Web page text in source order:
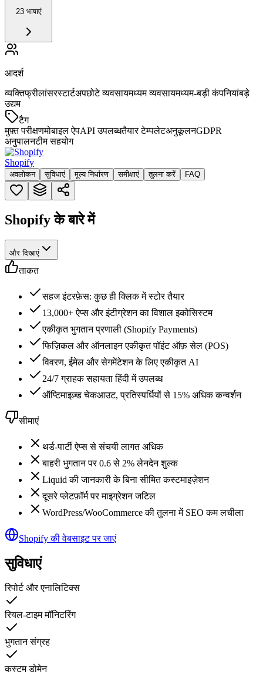
23 भाषाएं
आदर्श
व्यक्तिफ्रीलांसरस्टार्टअपछोटे व्यवसायमध्यम व्यवसायमध्यम-बड़ी कंपनियांबड़े
उद्यम
टैग
मुफ़्त परीक्षणमोबाइल ऐपAPI उपलब्धतैयार टेम्पलेटअनुकूलनGDPR
अनुपालनटीम सहयोग
Shopify
अवलोकन सुविधाएं मूल्य निर्धारण समीक्षाएं तुलना करें FAQ
Shopify के बारे में
और दिखाएं
ताकत
सहज इंटरफ़ेस: कुछ ही क्लिक में स्टोर तैयार
13,000+ ऐप्स और इंटीग्रेशन का विशाल इकोसिस्टम
एकीकृत भुगतान प्रणाली (Shopify Payments)
फिज़िकल और ऑनलाइन एकीकृत पॉइंट ऑफ़ सेल (POS)
विवरण, ईमेल और सेगमेंटेशन के लिए एकीकृत AI
24/7 ग्राहक सहायता हिंदी में उपलब्ध
ऑप्टिमाइज़्ड चेकआउट, प्रतिस्पर्धियों से 15% अधिक कन्वर्शन
सीमाएं
थर्ड-पार्टी ऐप्स से संचयी लागत अधिक
बाहरी भुगतान पर 0.6 से 2% लेनदेन शुल्क
Liquid की जानकारी के बिना सीमित कस्टमाइज़ेशन
दूसरे प्लेटफ़ॉर्म पर माइग्रेशन जटिल
WordPress/WooCommerce की तुलना में SEO कम लचीला
Shopify की वेबसाइट पर जाएं
सुविधाएं
रिपोर्ट और एनालिटिक्स
रियल-टाइम मॉनिटरिंग
भुगतान संग्रह
कस्टम डोमेन